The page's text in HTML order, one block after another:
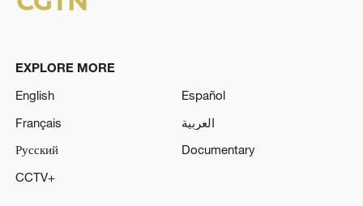
EXPLORE MORE
English
Español
Français
العربية
Русский
Documentary
CCTV+